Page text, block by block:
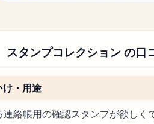
タンプコレクション の口
け・用途
絡帳用の確認スタンプが欲し